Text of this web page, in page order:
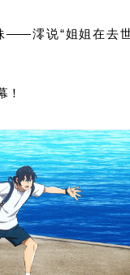
——澪说“姐姐在去
！